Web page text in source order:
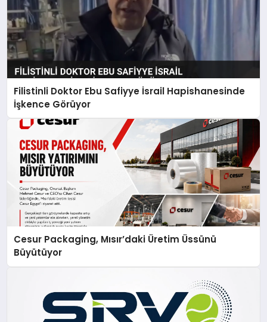
Filistinli Doktor Ebu Safiyye İsrail Hapishanesinde
İşkence Görüyor
Cesur Packaging, Mısır’daki Üretim Üssünü
Büyütüyor